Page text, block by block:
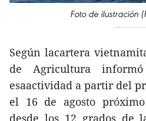
Foto de ilustración
Según lacartera
de Agricultura
esaactividad a partir del
el 16 de agosto
desde los 12 grados de